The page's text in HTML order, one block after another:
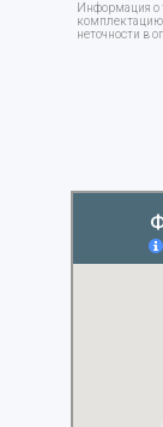
Информация о
комплектацию
неточности в